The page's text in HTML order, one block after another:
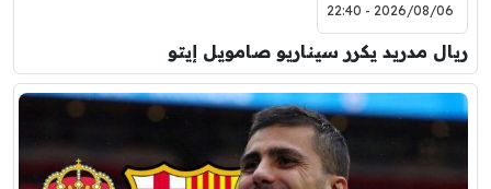
2026/08/06 - 22:40
ريال مدريد يكرر سيناريو صامويل إيتو